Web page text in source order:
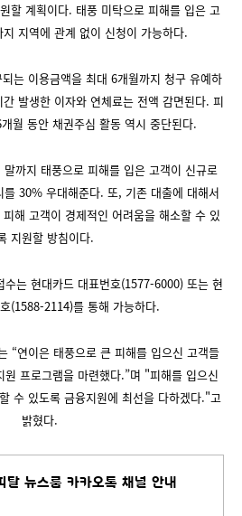
할 계획이다. 태풍 미탁으로 피해를 입은 고
지역에 관계 없이 신청이 가능하다.
는 이용금액을 최대 6개월까지 청구 유예하
발생한 이자와 연체료는 전액 감면된다. 피
월 동안 채권주심 활동 역시 중단된다.
말까지 태풍으로 피해를 입은 고객이 신규로
30% 우대해준다. 또, 기존 대출에 대해서
해 고객이 경제적인 어려움을 해소할 수 있
지원할 방침이다.
는 현대카드 대표번호(1577-6000) 또는 현
(1588-2114)를 통해 가능하다.
“연이은 태풍으로 큰 피해를 입으신 고객들
프로그램을 마련했다.”며 "피해를 입으신
수 있도록 금융지원에 최선을 다하겠다."고
밝혔다.
탈 뉴스룸 카카오톡 채널 안내